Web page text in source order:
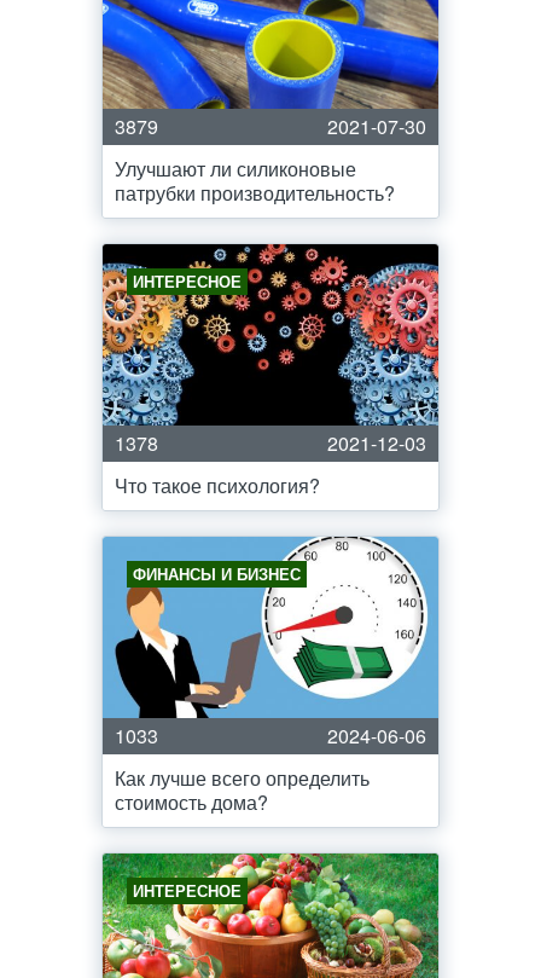
3879
2021-07-30
Улучшают ли силиконовые
патрубки производительность?
ИНТЕРЕСНОЕ
1378
2021-12-03
Что такое психология?
ФИНАНСЫ И БИЗНЕС
1033
2024-06-06
Как лучше всего определить
стоимость дома?
ИНТЕРЕСНОЕ